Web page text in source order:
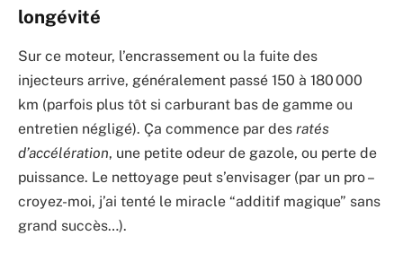
longévité
Sur ce moteur, l’encrassement ou la fuite des
injecteurs arrive, généralement passé 150 à 180 000
km (parfois plus tôt si carburant bas de gamme ou
entretien négligé). Ça commence par des ratés
d’accélération, une petite odeur de gazole, ou perte de
puissance. Le nettoyage peut s’envisager (par un pro –
croyez-moi, j’ai tenté le miracle “additif magique” sans
grand succès…).